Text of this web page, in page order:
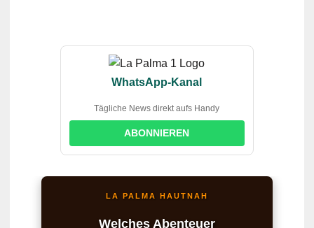
WhatsApp-Kanal
Tägliche News direkt aufs Handy
ABONNIEREN
LA PALMA HAUTNAH
Welches Abenteuer